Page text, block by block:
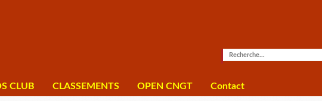
CLUB CLASSEMENTS OPEN CNGT Contact